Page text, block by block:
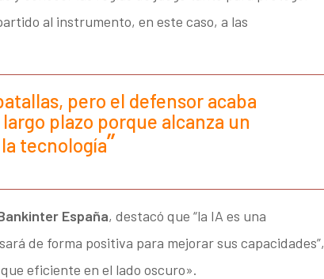
al instrumento, en este caso, a las
pero el defensor acaba
plazo porque alcanza un
tecnología
España, destacó que “la IA es una
de forma positiva para mejorar sus capacidades”,
eficiente en el lado oscuro».